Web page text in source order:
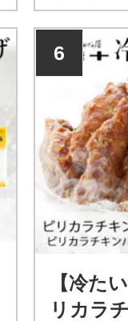
6
【冷た
リカラ